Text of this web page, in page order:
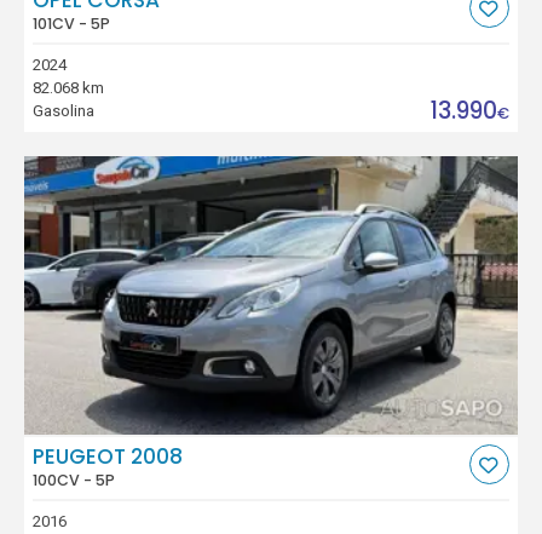
101CV - 5P
2024
82.068 km
Gasolina
13.990€
PEUGEOT 2008
100CV - 5P
2016